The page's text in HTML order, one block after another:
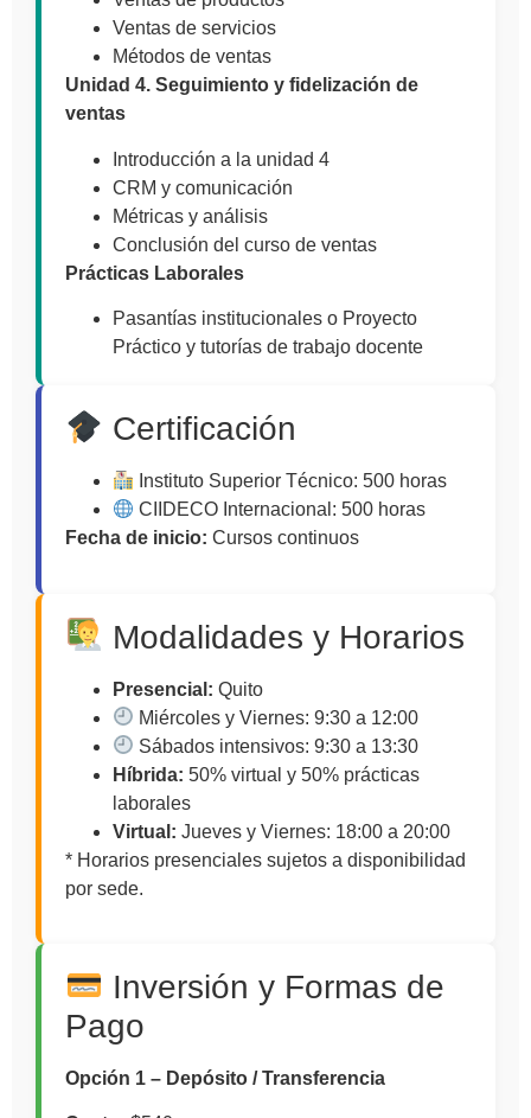
Ventas de servicios
Métodos de ventas
Unidad 4. Seguimiento y fidelización de
ventas
Introducción a la unidad 4
CRM y comunicación
Métricas y análisis
Conclusión del curso de ventas
Prácticas Laborales
Pasantías institucionales o Proyecto
Práctico y tutorías de trabajo docente
Certificación
Instituto Superior Técnico: 500 horas
CIIDECO Internacional: 500 horas
Fecha de inicio: Cursos continuos
Modalidades y Horarios
Presencial: Quito
Miércoles y Viernes: 9:30 a 12:00
Sábados intensivos: 9:30 a 13:30
Híbrida: 50% virtual y 50% prácticas
laborales
Virtual: Jueves y Viernes: 18:00 a 20:00
* Horarios presenciales sujetos a disponibilidad
por sede.
Inversión y Formas de
Pago
Opción 1 – Depósito / Transferencia